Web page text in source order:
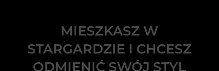
MIESZKASZ W
STARGARDZIE I CHCESZ
ODMIENIĆ SWÓJ STYL